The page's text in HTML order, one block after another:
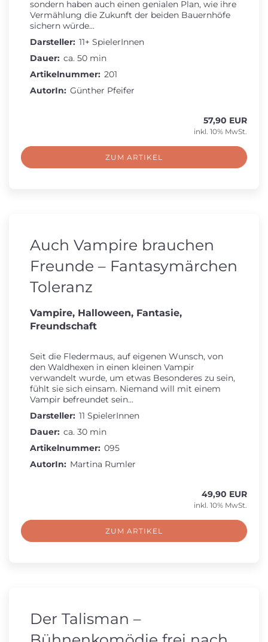
sondern haben auch einen genialen Plan, wie ihre
Vermählung die Zukunft der beiden Bauernhöfe
sichern würde...
Darsteller: 11+ SpielerInnen
Dauer: ca. 50 min
Artikelnummer: 201
AutorIn: Günther Pfeifer
57,90 EUR
inkl. 10% MwSt.
ZUM ARTIKEL
Auch Vampire brauchen
Freunde – Fantasymärchen
Toleranz
Vampire, Halloween, Fantasie,
Freundschaft
Seit die Fledermaus, auf eigenen Wunsch, von
den Waldhexen in einen kleinen Vampir
verwandelt wurde, um etwas Besonderes zu sein,
fühlt sie sich einsam. Niemand will mit einem
Vampir befreundet sein...
Darsteller: 11 SpielerInnen
Dauer: ca. 30 min
Artikelnummer: 095
AutorIn: Martina Rumler
49,90 EUR
inkl. 10% MwSt.
ZUM ARTIKEL
Der Talisman –